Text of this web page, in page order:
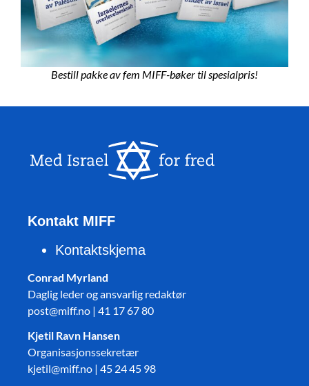
Bestill pakke av fem MIFF-bøker til spesialpris!
Kontakt MIFF
Kontaktskjema
Conrad Myrland
Daglig leder og ansvarlig redaktør
post@miff.no | 41 17 67 80
Kjetil Ravn Hansen
Organisasjonssekretær
kjetil@miff.no | 45 24 45 98